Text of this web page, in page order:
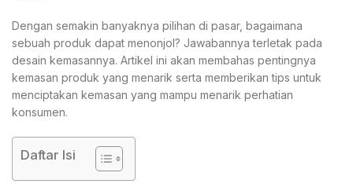
Dengan semakin banyaknya pilihan di pasar, bagaimana
sebuah produk dapat menonjol? Jawabannya terletak pada
desain kemasannya. Artikel ini akan membahas pentingnya
kemasan produk yang menarik serta memberikan tips untuk
menciptakan kemasan yang mampu menarik perhatian
konsumen.
Daftar Isi